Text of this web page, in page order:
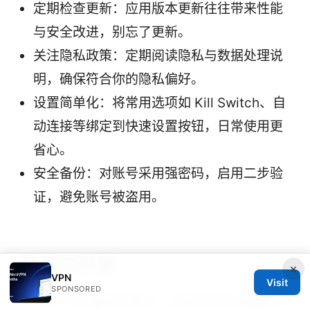
定期检查更新：应用版本更新往往带来性能
与安全改进，别忘了更新。
关注隐私政策：定期阅读隐私与数据处理说
明，确保符合你的隐私偏好。
设置简单化：将常用选项如 Kill Switch、自
动连接等绑定到快速设置按钮，日常使用更
省心。
安全备份：对账号采用强密码，启用二步验
证，避免账号被盗用。
参考与资源
VPN 行业报告与统计：全球VPN市场趋势、
×
VPN
SPONSORED
Visit